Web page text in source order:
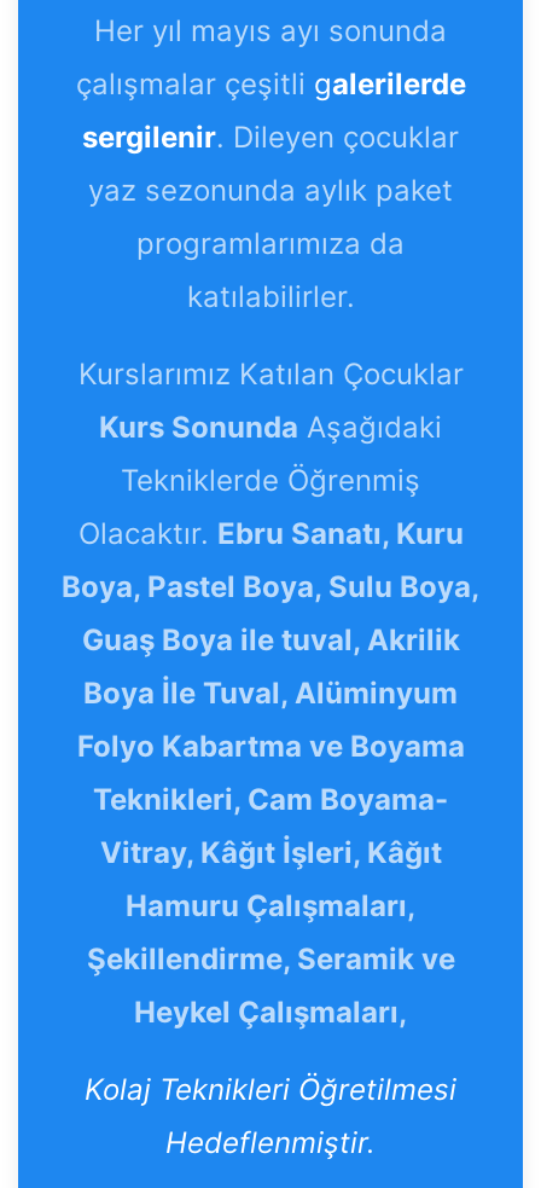
Her yıl mayıs ayı sonunda
çalışmalar çeşitli galerilerde
sergilenir. Dileyen çocuklar
yaz sezonunda aylık paket
programlarımıza da
katılabilirler.
Kurslarımız Katılan Çocuklar
Kurs Sonunda Aşağıdaki
Tekniklerde Öğrenmiş
Olacaktır. Ebru Sanatı, Kuru
Boya, Pastel Boya, Sulu Boya,
Guaş Boya ile tuval, Akrilik
Boya İle Tuval, Alüminyum
Folyo Kabartma ve Boyama
Teknikleri, Cam Boyama-
Vitray, Kâğıt İşleri, Kâğıt
Hamuru Çalışmaları,
Şekillendirme, Seramik ve
Heykel Çalışmaları,
Kolaj Teknikleri Öğretilmesi
Hedeflenmiştir.